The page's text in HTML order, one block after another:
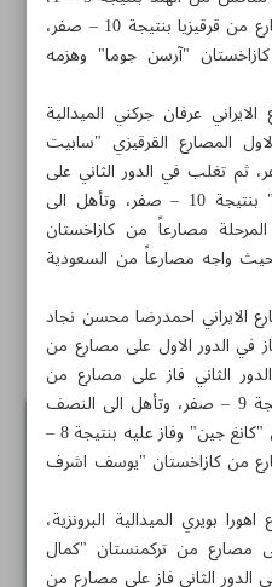
في المصارعة الرومانية
يعارض تواجد الصهاينة
وفي النصف النهائي فاز على مصارع من قرقيزيا بنتيجة 10 – صفر،
"آرسن جوما" وهزمه
الايراني عرفان جركني الميدالية
المصارع القرقيزي "سابيت
بنتيجة 5 – صفر، ثم تغلب في الدور الثاني على
مصارع من الهند "مقبال فارون" بنتيجة 10 – صفر، وتأهل الى
مصارعاً من كازاخستان
واجه مصارعاً من السعودية
المصارع الايراني احمدرضا محسن نجاد
في الدور الاول على مصارع من
صفر، وفي الدور الثاني فاز على مصارع من
تركمنستان "كمال كاكابايف" بنتيجة 9 – صفر، وتأهل الى النصف
النهائي لمواجهة مصارع من الصين "كانغ جين" وفاز عليه بنتيجة 8 –
من كازاخستان "يوسف اشرف
اهورا بويري الميدالية البرونزية،
مصارع من تركمنستان "كمال
9 – صفر، وفي الدور الثاني فاز على مصارع من